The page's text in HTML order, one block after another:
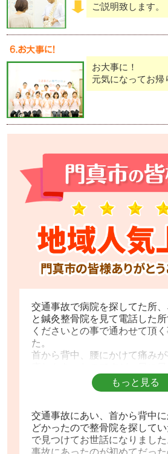
ご説明致します。
お大事に！
元気になってお帰
交通事故で病院を探してた所
と鍼灸整骨院を見て電話した
くださいとの事で通わせて頂
た。
首から背中、腰にかけて痛み
も軽くなりました。
先生方はもちろん、受付の方
ありがとうございました。
もっと見る
交通事故にあい、首から背中
どかったので整骨院を探して
で見つけてお世話になりました